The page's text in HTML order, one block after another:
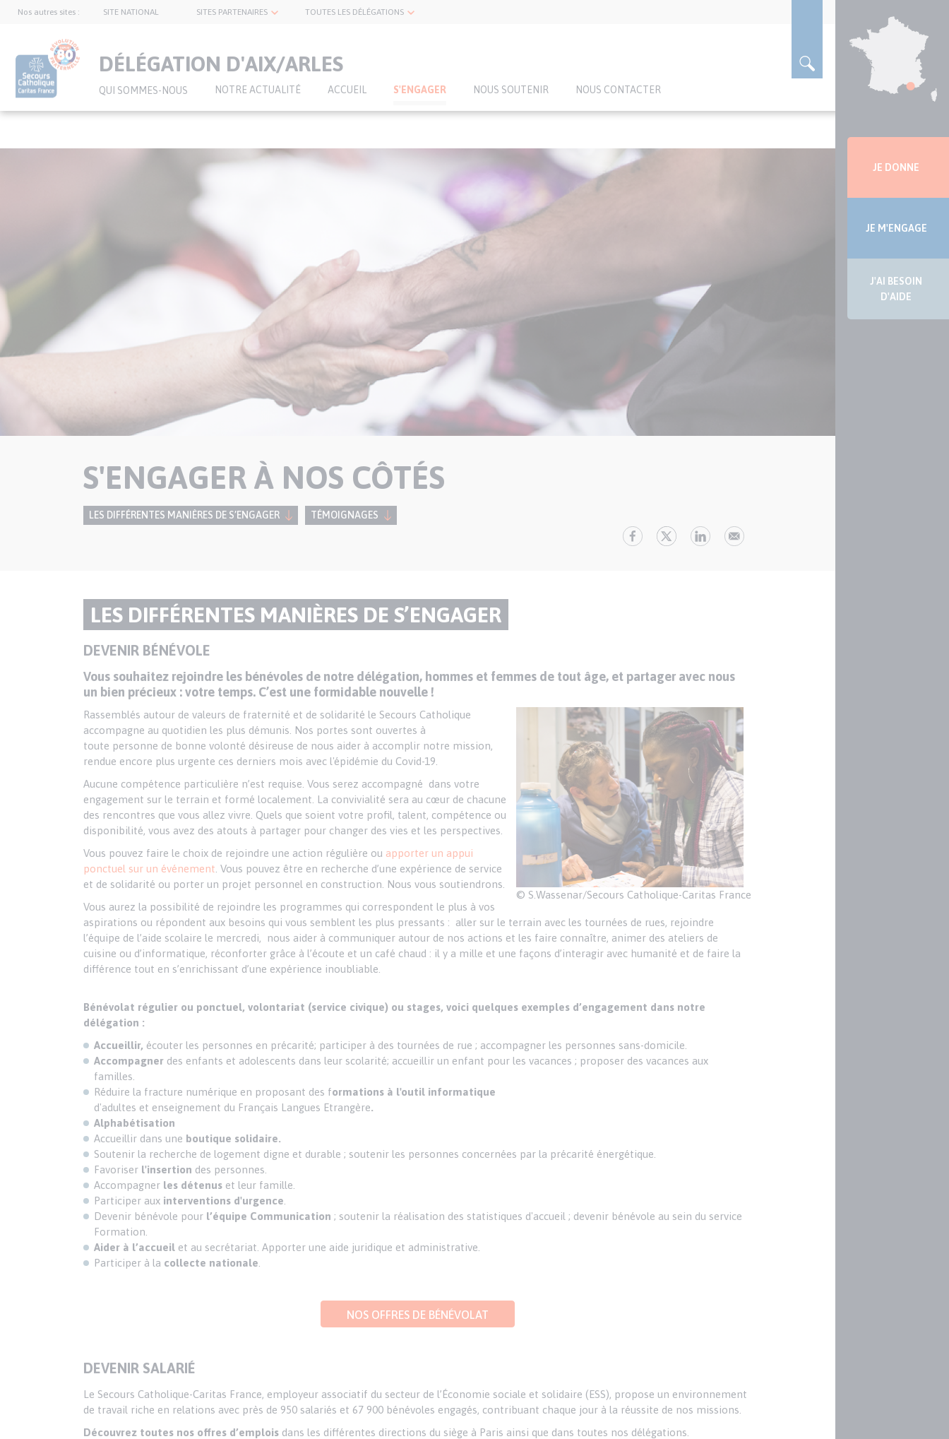
Nos autres sites : SITE NATIONAL SITES PARTENAIRES TOUTES LES DÉLÉGATIONS
DÉLÉGATION D'AIX/ARLES
QUI SOMMES-NOUS NOTRE ACTUALITÉ ACCUEIL S'ENGAGER NOUS SOUTENIR NOUS CONTACTER
S'ENGAGER À NOS CÔTÉS
LES DIFFÉRENTES MANIÈRES DE S’ENGAGER TÉMOIGNAGES
Paragraphes
deTITRE
DU
PARAGRAPHE
LES DIFFÉRENTES MANIÈRES DE S’ENGAGER
Texte
DEVENIR BÉNÉVOLE
Vous souhaitez rejoindre les bénévoles de notre délégation, hommes et femmes de tout âge, et partager avec nous
un bien précieux : votre temps. C’est une formidable nouvelle !
© S.Wassenar/Secours Catholique-Caritas France
Rassemblés autour de valeurs de fraternité et de solidarité le Secours Catholique
accompagne au quotidien les plus démunis. Nos portes sont ouvertes à
toute personne de bonne volonté désireuse de nous aider à accomplir notre mission,
rendue encore plus urgente ces derniers mois avec l'épidémie du Covid-19.
Aucune compétence particulière n’est requise. Vous serez accompagné dans votre
engagement sur le terrain et formé localement. La convivialité sera au cœur de chacune
des rencontres que vous allez vivre. Quels que soient votre profil, talent, compétence ou
disponibilité, vous avez des atouts à partager pour changer des vies et les perspectives.
Vous pouvez faire le choix de rejoindre une action régulière ou apporter un appui
ponctuel sur un événement . Vous pouvez être en recherche d’une expérience de service
et de solidarité ou porter un projet personnel en construction. Nous vous soutiendrons.
Vous aurez la possibilité de rejoindre les programmes qui correspondent le plus à vos
aspirations ou répondent aux besoins qui vous semblent les plus pressants : aller sur le terrain avec les tournées de rues, rejoindre
l’équipe de l’aide scolaire le mercredi, nous aider à communiquer autour de nos actions et les faire connaître, animer des ateliers de
cuisine ou d’informatique, réconforter grâce à l’écoute et un café chaud : il y a mille et une façons d’interagir avec humanité et de faire la
différence tout en s’enrichissant d’une expérience inoubliable.
Bénévolat régulier ou ponctuel, volontariat (service civique) ou stages, voici quelques exemples d’engagement dans notre
délégation :
Accueillir, écouter les personnes en précarité; participer à des tournées de rue ; accompagner les personnes sans-domicile.
Accompagner des enfants et adolescents dans leur scolarité; accueillir un enfant pour les vacances ; proposer des vacances aux
familles.
Réduire la fracture numérique en proposant des formations à l'outil informatique
d'adultes et enseignement du Français Langues Etrangère.
Alphabétisation
Accueillir dans une boutique solidaire.
Soutenir la recherche de logement digne et durable ; soutenir les personnes concernées par la précarité énergétique.
Favoriser l'insertion des personnes.
Accompagner les détenus et leur famille.
Participer aux interventions d'urgence
Devenir bénévole pour l’équipe Communication ; soutenir la réalisation des statistiques d'accueil ; devenir bénévole au sein du service
Formation.
Aider à l’accueil et au secrétariat. Apporter une aide juridique et administrative.
Participer à la collecte nationale
NOS OFFRES DE BÉNÉVOLAT
DEVENIR SALARIÉ
Le Secours Catholique-Caritas France, employeur associatif du secteur de l’Économie sociale et solidaire (ESS), propose un environnement
de travail riche en relations avec près de 950 salariés et 67 900 bénévoles engagés, contribuant chaque jour à la réussite de nos missions.
Découvrez toutes nos offres d’emplois dans les différentes directions du siège à Paris ainsi que dans toutes nos délégations.
Menu
latéraleJE DONNE
JE M'ENGAGE
J'AI BESOIN
D'AIDE